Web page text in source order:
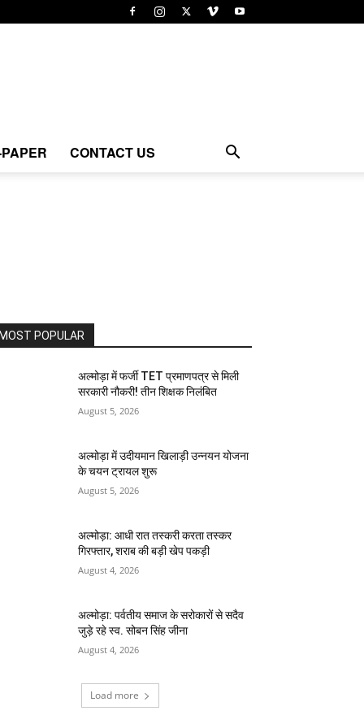
CONTACT US
MOST POPULAR
अल्मोड़ा में फर्जी TET प्रमाणपत्र से मिली
सरकारी नौकरी! तीन शिक्षक निलंबित
August 5, 2026
अल्मोड़ा में उदीयमान खिलाड़ी उन्नयन योजना
के चयन ट्रायल शुरू
August 5, 2026
अल्मोड़ा: आधी रात तस्करी करता तस्कर​
गिरफ्तार, शराब की बड़ी खेप पकड़ी
August 4, 2026
अल्मोड़ा: पर्वतीय समाज के सरोकारों से सदैव
जुड़े रहे स्व. सोबन सिंह जीना
August 4, 2026
Load more